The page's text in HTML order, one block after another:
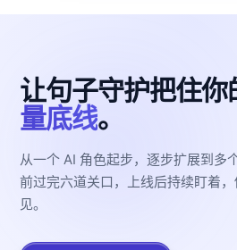
让句子守护把住你
量底线。
从一个 AI 角色起步，逐步扩展到多
前过完六道关口，上线后持续盯着
见。